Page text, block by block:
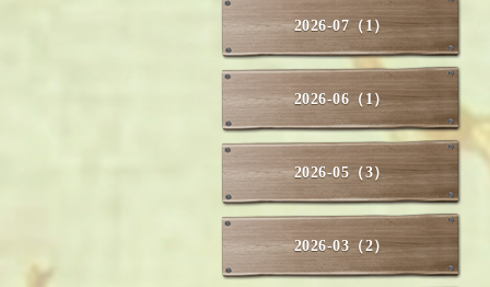
2026-07（1）
2026-06（1）
2026-05（3）
2026-03（2）